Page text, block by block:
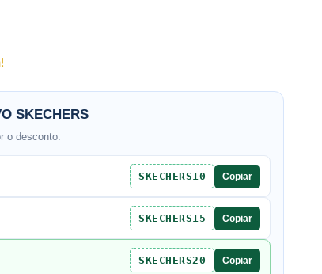
SKECHERS
o desconto.
SKECHERS10 Copiar
SKECHERS15 Copiar
SKECHERS20 Copiar